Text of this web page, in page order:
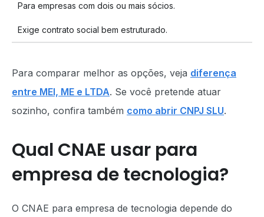
Para empresas com dois ou mais sócios.
Exige contrato social bem estruturado.
Para comparar melhor as opções, veja diferença
entre MEI, ME e LTDA. Se você pretende atuar
sozinho, confira também como abrir CNPJ SLU.
Qual CNAE usar para
empresa de tecnologia?
O CNAE para empresa de tecnologia depende do